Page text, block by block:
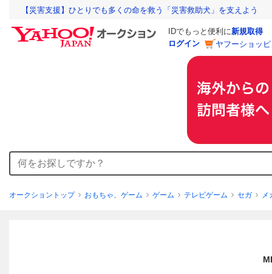
【災害支援】ひとりでも多くの命を救う「災害救助犬」を支えよう
IDでもっと便利に新規取得
ログイン
ヤフーショッ
オークショントップ おもちゃ、ゲーム ゲーム テレビゲーム セガ メ